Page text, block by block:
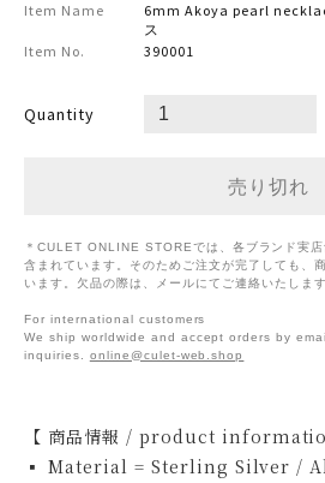
Item Name
6mm Akoya pearl
ス
Item No.
390001
Quantity
＊CULET ONLINE STOREでは、各ブランド実
含まれています。そのためご注文が完了しても、
います。欠品の際は、メールにてご連絡いたしま
For international customers
We ship worldwide and accept orders by
inquiries. online@culet-web.shop
【 商品情報 / product
▪ Material = Sterling Silver /